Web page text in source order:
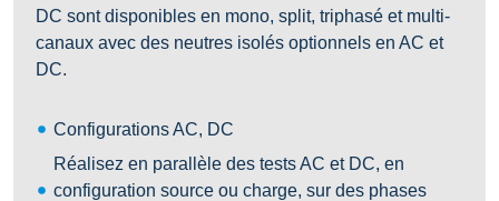
DC sont disponibles en mono, split, triphasé et multi-
canaux avec des neutres isolés optionnels en AC et
DC.
Configurations AC, DC
Réalisez en parallèle des tests AC et DC, en
configuration source ou charge, sur des phases